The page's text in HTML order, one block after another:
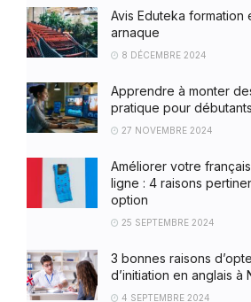
Avis Eduteka formation
arnaque
8 DÉCEMBRE 2024
Apprendre à monter
pratique pour débutants
27 NOVEMBRE 2024
Améliorer votre
ligne : 4 raisons
option
25 SEPTEMBRE 2024
3 bonnes raisons
d’initiation en anglais à
4 SEPTEMBRE 2024